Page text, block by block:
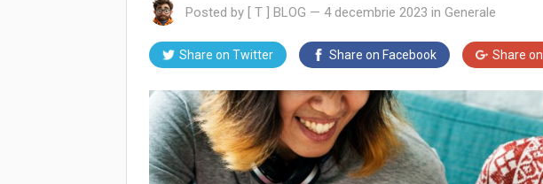
Posted by [ T ] BLOG — 4 decembrie 2023 in Generale
Share on Twitter Share on Facebook Share on